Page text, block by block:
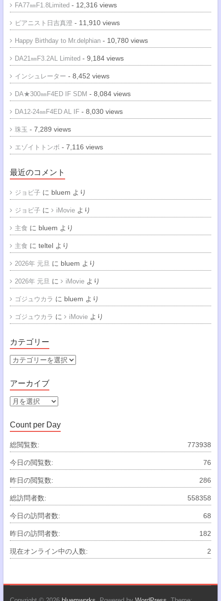
FA77㎜F1.8Limited- 12,316 views
ピアニスト日吉真澄 - 11,910 views
Happy Birthday to Mr.delphian- 10,780 views
DA21㎜F3.2AL Limited- 9,184 views
インシュレーター - 8,452 views
DA★300㎜F4ED IF SDM - 8,084 views
DA12-24㎜F4ED AL IF- 8,030 views
珠玉 - 7,289 views
エゾイトトンボ - 7,116 views
最近のコメント
ジョビ子 に bluem より
ジョビ子 に iMovieより
主食 に bluem より
主食 に teltelより
2026年 元旦 に bluem より
2026年 元旦 に iMovieより
ゴジュウカラ に bluem より
ゴジュウカラ に iMovieより
カテゴリー
カ
ゴ
リ
ー
アーカイブ
ア
カ
イ
ブ
Count per Day
773938
総閲覧数:
76
今日の閲覧数:
286
昨日の閲覧数:
558358
総訪問者数:
68
今日の訪問者数:
182
昨日の訪問者数:
2
現在オンライン中の人数: